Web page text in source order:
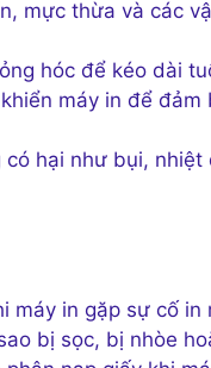
mực thừa và các
hóc để kéo dài
máy in để
hại như bụi,
máy in gặp sự cố
bị sọc, bị nhòe